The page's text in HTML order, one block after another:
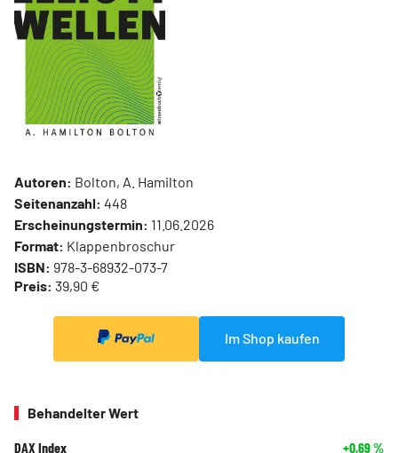
Autoren: Bolton, A. Hamilton
Seitenanzahl: 448
Erscheinungstermin: 11.06.2026
Format: Klappenbroschur
ISBN: 978-3-68932-073-7
Preis: 39,90 €
Im Shop kaufen
Behandelter Wert
DAX Index +0,69%